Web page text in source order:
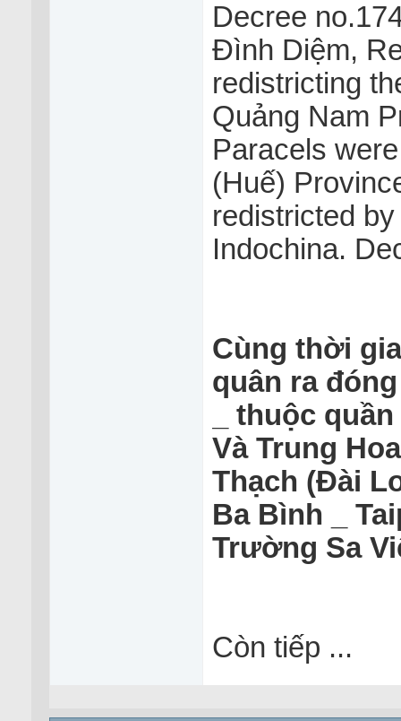
Decree
Đình Diệm,
redistricting
Quảng Nam
Paracels
(Huế)
redistricted
Indochina.
Cùng thời
quân ra
_ thuộc
Và Trung
Thạch (Đài
Ba Bình _
Trường Sa
Còn tiếp ...